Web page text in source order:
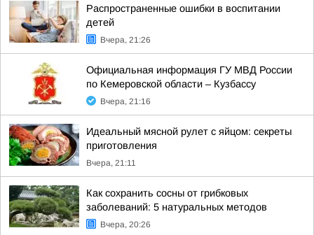
Распространенные ошибки в воспитании
детей
Вчера, 21:26
Официальная информация ГУ МВД России
по Кемеровской области – Кузбассу
Вчера, 21:16
Идеальный мясной рулет с яйцом: секреты
приготовления
Вчера, 21:11
Как сохранить сосны от грибковых
заболеваний: 5 натуральных методов
Вчера, 20:26